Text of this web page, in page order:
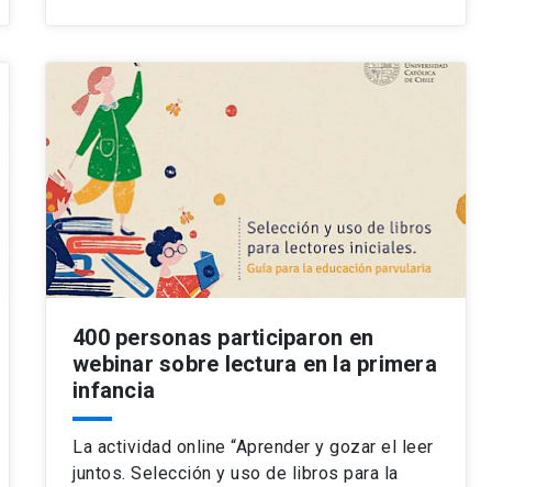
400 personas participaron en
webinar sobre lectura en la primera
infancia
La actividad online “Aprender y gozar el leer
juntos. Selección y uso de libros para la